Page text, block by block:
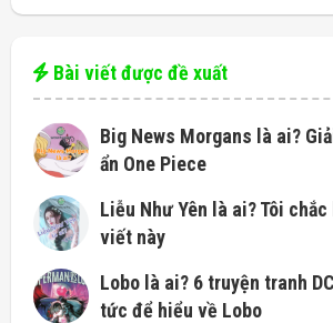
Bài viết được đề xuất
Big News Morgans là ai?
ẩn One Piece
Liễu Như Yên là ai? Tôi
viết này
Lobo là ai? 6 truyện tranh
tức để hiểu về Lobo